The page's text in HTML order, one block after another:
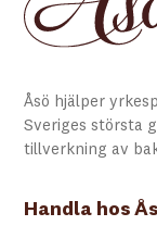
Åsö hjälper
Sveriges största
tillverkning av
Handla hos